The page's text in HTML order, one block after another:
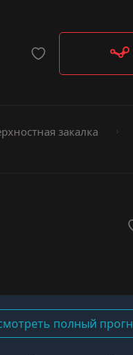
закалка
полный